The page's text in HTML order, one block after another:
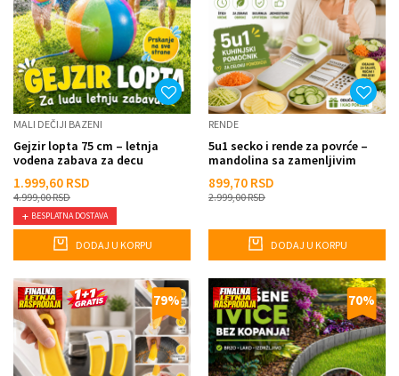
MALI DEČIJI BAZENI
Gejzir lopta 75 cm – letnja
vodena zabava za decu
1.999,60 RSD
4.999,00RSD
BESPLATNA DOSTAVA
DODAJ U KORPU
RENDE
5u1 secko i rende za povrće –
mandolina sa zamenljivim
899,70 RSD
2.999,00RSD
DODAJ U KORPU
79% 70%